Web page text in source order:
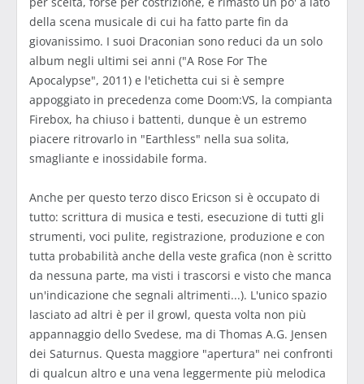
della scena musicale di cui ha fatto parte fin da
giovanissimo. I suoi Draconian sono reduci da un solo
album negli ultimi sei anni ("A Rose For The
Apocalypse", 2011) e l'etichetta cui si è sempre
appoggiato in precedenza come Doom:VS, la compianta
Firebox, ha chiuso i battenti, dunque è un estremo
piacere ritrovarlo in "Earthless" nella sua solita,
smagliante e inossidabile forma.
Anche per questo terzo disco Ericson si è occupato di
tutto: scrittura di musica e testi, esecuzione di tutti gli
strumenti, voci pulite, registrazione, produzione e con
tutta probabilità anche della veste grafica (non è scritto
da nessuna parte, ma visti i trascorsi e visto che manca
un'indicazione che segnali altrimenti...). L'unico spazio
lasciato ad altri è per il growl, questa volta non più
appannaggio dello Svedese, ma di Thomas A.G. Jensen
dei Saturnus. Questa maggiore "apertura" nei confronti
di qualcun altro e una vena leggermente più melodica